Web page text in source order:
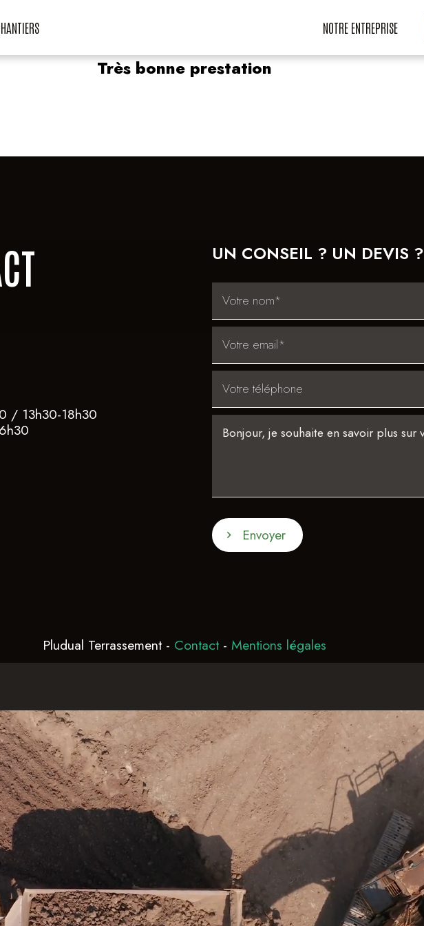
NOTRE ENTREPRISE
Très bonne prestation
/ 13h30-18h30
UN CONSEIL ? UN DEVIS ?
Envoyer
Pludual Terrassement - Contact - Mentions légales